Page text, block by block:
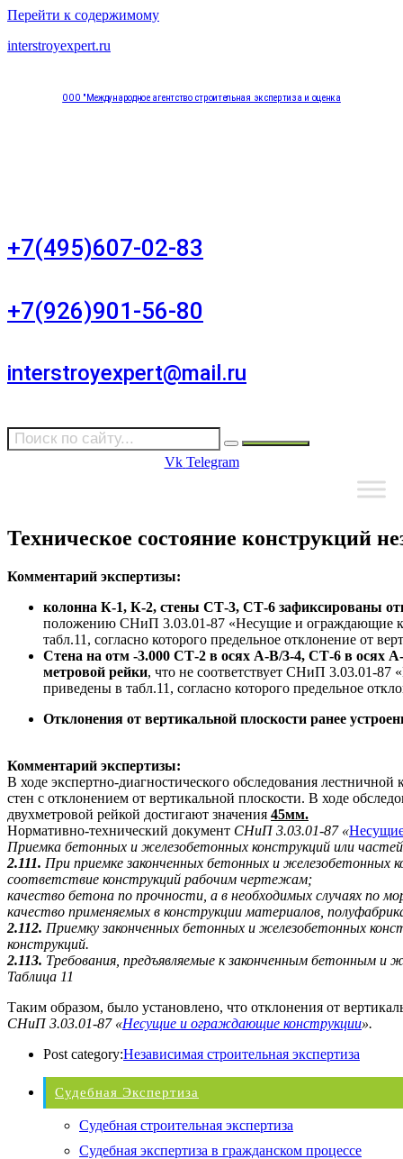
Перейти к содержимому
interstroyexpert.ru
ООО "Международное агентство строительная экспертиза и оценка
+7(495)607-02-83
+7(926)901-56-80
interstroyexpert@mail.ru
Vk Telegram
Техническое состояние конструкций
Комментарий экспертизы:
колонна К-1, К-2, стены СТ-3, СТ-6 зафиксированы
положению СНиП 3.03.01-87 «Несущие и ограждающие
табл.11, согласно которого предельное отклонение от
Стена на отм -3.000 СТ-2 в осях А-В/3-4, СТ-6 в осях
метровой рейки, что не соответствует СНиП 3.03.01-
приведены в табл.11, согласно которого предельное
Отклонения от вертикальной плоскости ранее
Комментарий экспертизы:
В ходе экспертно-диагностического обследования
стен с отклонением от вертикальной плоскости. В ходе
двухметровой рейкой достигают значения 45мм.
Нормативно-технический документ СНиП 3.03.01-87 «
Приемка бетонных и железобетонных конструкций или
2.111. При приемке законченных бетонных и железобетонных
соответствие конструкций рабочим чертежам;
качество бетона по прочности, а в необходимых случаях по
качество применяемых в конструкции материалов,
2.112. Приемку законченных бетонных и железобетонных
конструкций.
2.113. Требования, предъявляемые к законченным бетонным
Таблица 11
Таким образом, было установлено, что отклонения от
СНиП 3.03.01-87 «Несущие и ограждающие конструкции».
Post category:Независимая строительная экспертиза
Судебная Экспертиза
Судебная строительная экспертиза
Судебная экспертиза в гражданском процессе